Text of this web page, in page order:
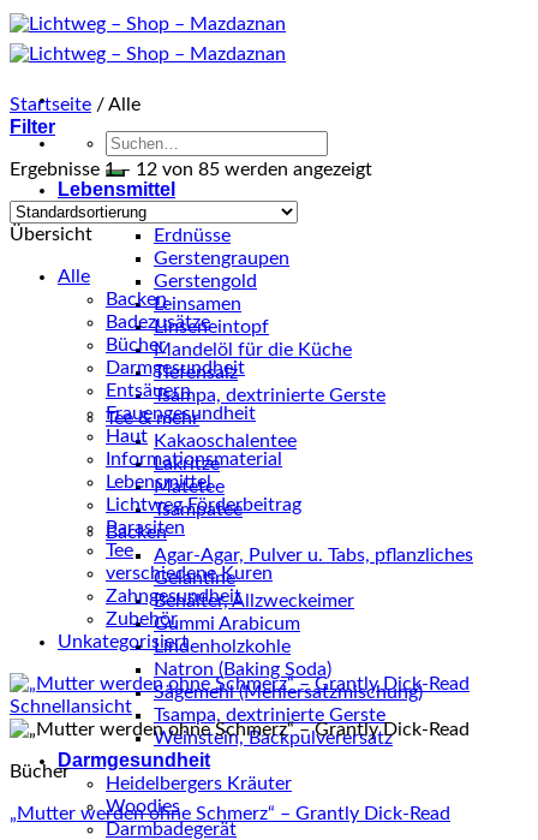
Zum
Inhalt
springen
Suche
nach:
Lebensmittel
Küche
Erdnüsse
Gerstengraupen
Gerstengold
Leinsamen
Linseneintopf
Mandelöl für die Küche
Tiefensalz
Tsampa, dextrinierte Gerste
Tee & mehr
Kakaoschalentee
Lakritze
Matetee
Tsampatee
Backen
Agar-Agar, Pulver u. Tabs, pflanzliches
Gelantine
Behälter, Allzweckeimer
Gummi Arabicum
Lindenholzkohle
Natron (Baking Soda)
Sägemehl (Mehlersatzmischung)
Tsampa, dextrinierte Gerste
Weinstein, Backpulverersatz
Darmgesundheit
Heidelbergers Kräuter
Woodies
Darmbadegerät
Startseite /Alle
Filter
Ergebnisse 1 – 12 von 85 werden angezeigt
Übersicht
Alle
Backen
Badezusätze
Bücher
Darmgesundheit
Entsäuern
Frauengesundheit
Haut
Informationsmaterial
Lebensmittel
Lichtweg Förderbeitrag
Parasiten
Tee
verschiedene Kuren
Zahngesundheit
Zubehör
Unkategorisiert
Schnellansicht
Bücher
„Mutter werden ohne Schmerz“ – Grantly Dick-Read